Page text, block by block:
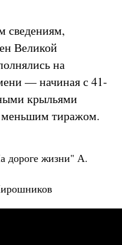
сведениям,
Великой
на
— начиная с 41-
крыльями
меньшим тиражом.
дороге жизни" А.